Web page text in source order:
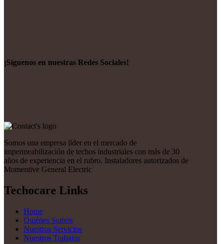
¡Síguenos en nuestras Redes Sociales!
Somos una empresa líder en el mercado de
impermeabilización de techos industriales con más de 30
años de experiencia en el rubro. Instaladores autorizados de
Momentive General Electric
Techocare Links
Home
Quiénes Somos
Nuestros Servicios
Nuestros Trabajos